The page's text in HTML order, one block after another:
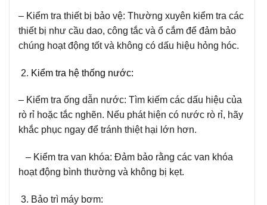
– Kiểm tra thiết bị bảo vệ: Thường xuyên kiểm tra các
thiết bị như cầu dao, công tắc và ổ cắm để đảm bảo
chúng hoạt động tốt và không có dấu hiệu hỏng hóc.
Kiểm tra hệ thống nước:
– Kiểm tra ống dẫn nước: Tìm kiếm các dấu hiệu của
rò rỉ hoặc tắc nghẽn. Nếu phát hiện có nước rò rỉ, hãy
khắc phục ngay để tránh thiệt hại lớn hơn.
– Kiểm tra van khóa: Đảm bảo rằng các van khóa
hoạt động bình thường và không bị kẹt.
Bảo trì máy bơm: